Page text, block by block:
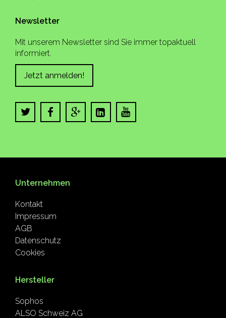
Newsletter
Mit unserem Newsletter sind Sie immer topaktuell
informiert.
Jetzt anmelden!
Unternehmen
Kontakt
Impressum
AGB
Datenschutz
Cookies
Hersteller
Sophos
ALSO Schweiz AG